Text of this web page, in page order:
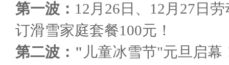
第一波： 12月26日、12月27日
订滑雪家庭套餐100元！
第二波：" 儿童冰雪节"元旦启